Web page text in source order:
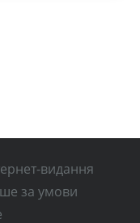
видання
за умови